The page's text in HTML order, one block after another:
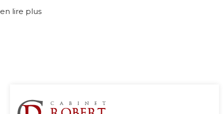
en lire plus